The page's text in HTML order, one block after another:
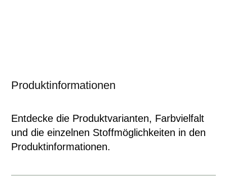
Produktinformationen
Entdecke die Produktvarianten, Farbvielfalt
und die einzelnen Stoffmöglichkeiten in den
Produktinformationen.